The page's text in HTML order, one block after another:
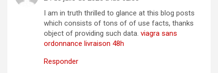
I am in truth thrilled to glance at this blog posts
which consists of tons of of use facts, thanks
object of providing such data. viagra sans
ordonnance livraison 48h
Responder